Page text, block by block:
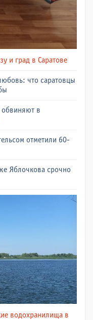
и град в Саратове
что саратовцы
обвиняют в
отметили 60-
Яблочкова срочно
водохранилища в